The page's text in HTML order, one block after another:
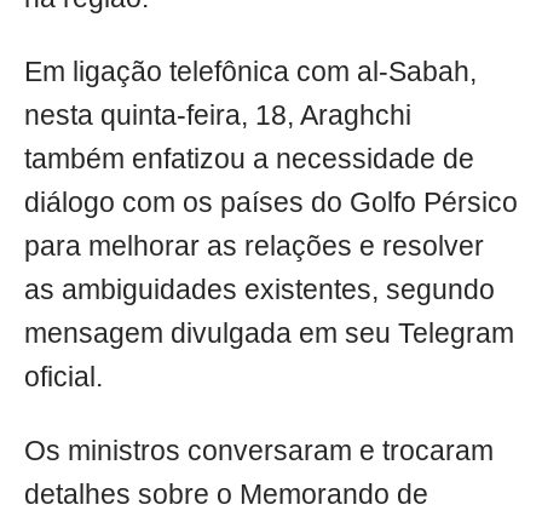
Em ligação telefônica com al-Sabah,
nesta quinta-feira, 18, Araghchi
também enfatizou a necessidade de
diálogo com os países do Golfo Pérsico
para melhorar as relações e resolver
as ambiguidades existentes, segundo
mensagem divulgada em seu Telegram
oficial.
Os ministros conversaram e trocaram
detalhes sobre o Memorando de